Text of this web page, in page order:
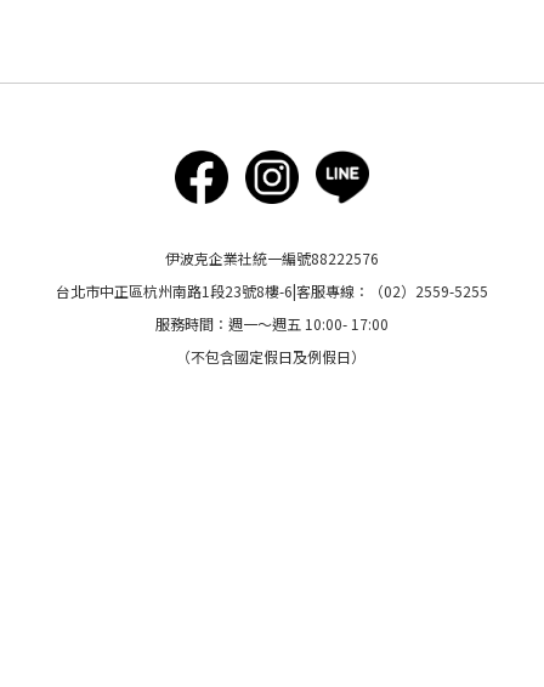
伊波克企業社統一編號88222576
台北市中正區杭州南路1段23號8樓-6|客服專線：（02）2559-5255
服務時間：週一～週五 10:00- 17:00
（不包含國定假日及例假日）